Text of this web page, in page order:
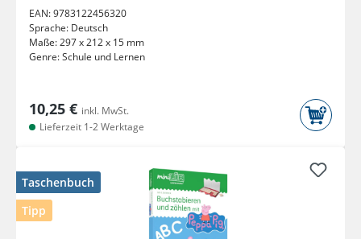
EAN:9783122456320
Sprache: Deutsch
Maße:297 x 212 x 15 mm
Genre:Schule und Lernen
10,25 € inkl. MwSt.
Lieferzeit 1-2 Werktage
Taschenbuch
Tipp